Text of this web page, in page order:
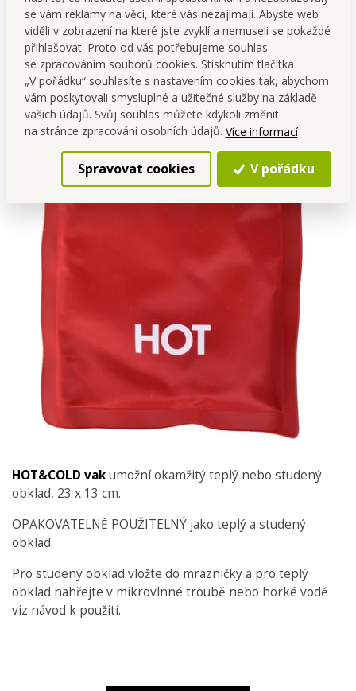
se vám reklamy na věci, které vás nezajímají. Abyste web
viděli v zobrazení na které jste zvyklí a nemuseli se pokaždé
přihlašovat. Proto od vás potřebujeme souhlas
se zpracováním souborů cookies. Stisknutím tlačítka
„V pořádku“ souhlasíte s nastavením cookies tak, abychom
vám poskytovali smysluplné a užitečné služby na základě
vašich údajů. Svůj souhlas můžete kdykoli změnit
na stránce zpracování osobních údajů. Více informací
Spravovat cookies V pořádku
HOT&COLD vakumožní okamžitý teplý nebo studený
obklad, 23 x 13 cm.
OPAKOVATELNĚ POUŽITELNÝ jako teplý a studený
obklad.
Pro studený obklad vložte do mrazničky a pro teplý
obklad nahřejte v mikrovlnné troubě nebo horké vodě
viz návod k použití.